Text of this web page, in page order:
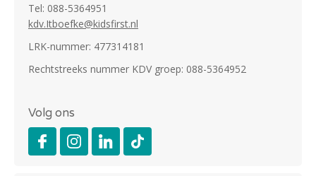
Tel: 088-5364951
kdv.Itboefke@kidsfirst.nl
LRK-nummer: 477314181
Rechtstreeks nummer KDV groep: 088-5364952
Volg ons